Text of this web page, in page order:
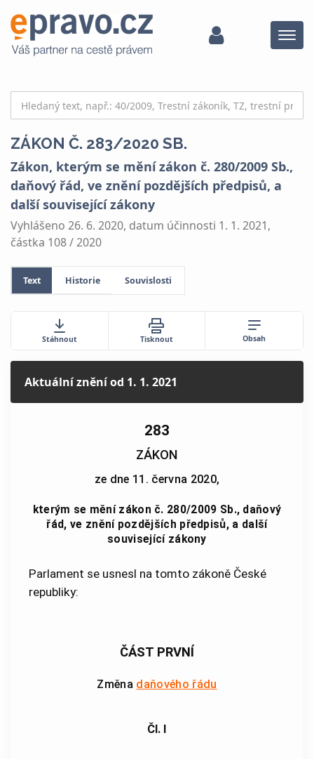
Menu
ZÁKON Č. 283/2020 SB.
Zákon, kterým se mění zákon č. 280/2009 Sb.,
daňový řád, ve znění pozdějších předpisů, a
další související zákony
Vyhlášeno 26. 6. 2020, datum účinnosti 1. 1. 2021,
částka 108 / 2020
Text Historie Souvislosti
Stáhnout Tisknout Obsah
Aktuální zněníod 1. 1. 2021
283
ZÁKON
ze dne 11. června 2020,
kterým se mění zákon č. 280/2009 Sb., daňový
řád, ve znění pozdějších předpisů, a další
související zákony
Parlament se usnesl na tomto zákoně České
republiky:
ČÁST PRVNÍ
Změna daňového řádu
Čl. I